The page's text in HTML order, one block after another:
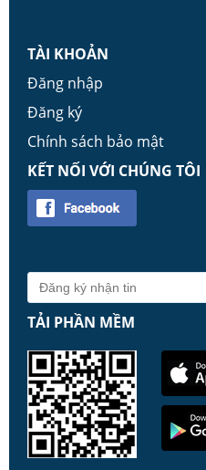
TÀI KHOẢN
Đăng nhập
Đăng ký
Chính sách bảo mật
KẾT NỐI VỚI CHÚNG TÔI
TẢI PHẦN MỀM